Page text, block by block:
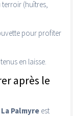
(huîtres,
pour profiter
en laisse.
après le
La Palmyreest